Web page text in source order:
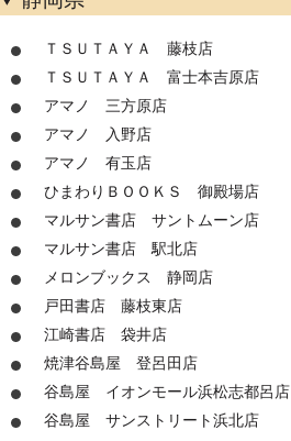
ＴＳＵＴＡＹＡ 藤枝店
ＴＳＵＴＡＹＡ 富士本吉原店
アマノ 三方原店
アマノ 入野店
アマノ 有玉店
ひまわりＢＯＯＫＳ 御殿場店
マルサン書店 サントムーン店
マルサン書店 駅北店
メロンブックス 静岡店
戸田書店 藤枝東店
江崎書店 袋井店
焼津谷島屋 登呂田店
谷島屋 イオンモール浜松志都呂店
谷島屋 サンストリート浜北店